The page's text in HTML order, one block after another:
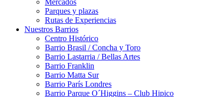
Mercados
Parques y plazas
Rutas de Experiencias
Nuestros Barrios
Centro Histórico
Barrio Brasil / Concha y Toro
Barrio Lastarria / Bellas Artes
Barrio Franklin
Barrio Matta Sur
Barrio Parí­s Londres
Barrio Parque O´Higgins – Club Hipico